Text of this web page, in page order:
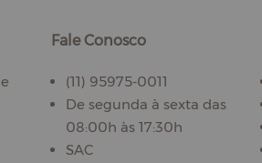
Fale Conosco
(11) 95975-0011
De segunda à sexta das
08:00h às 17:30h
SAC